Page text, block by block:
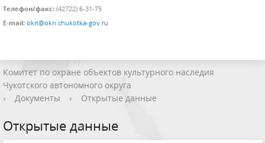
Телефон/факс: (42722) 6-31-75
E-mail: okn@okn.chukotka-gov.ru
Комитет по охране объектов культурного наследия
Чукотского автономного округа
›
Документы › Открытые данные
Открытые данные